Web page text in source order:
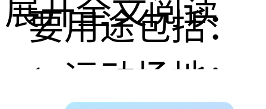
要用途包括：
1. 运动场地：
展开全文阅读